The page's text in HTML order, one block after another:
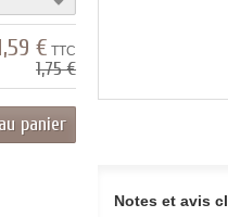
Notes et avis
€ TTC
1,75 €
panier